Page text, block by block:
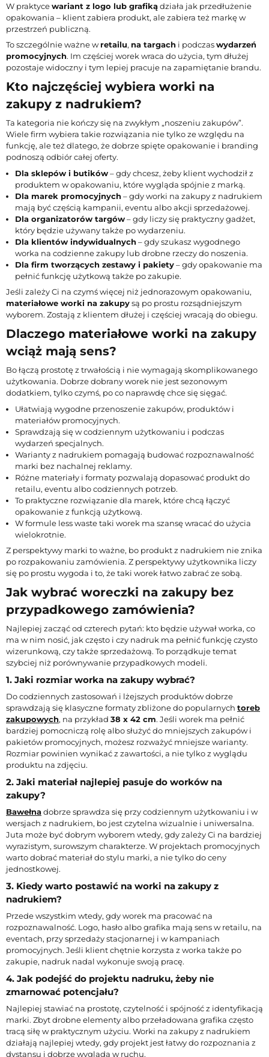
W praktycewariant z logo lub grafikądziała jak przedłużenie
opakowania – klient zabiera produkt, ale zabiera też markę w
przestrzeń publiczną.
To szczególnie ważne wretailu, na targach i podczaswydarzeń
promocyjnych. Im częściej worek wraca do użycia, tym dłużej
pozostaje widoczny i tym lepiej pracuje na zapamiętanie brandu.
Kto najczęściej wybiera worki na
zakupy z nadrukiem?
Ta kategoria nie kończy się na zwykłym „noszeniu zakupów”.
Wiele firm wybiera takie rozwiązania nie tylko ze względu na
funkcję, ale też dlatego, że dobrze spięte opakowanie i branding
podnoszą odbiór całej oferty.
Dla sklepów i butików– gdy chcesz, żeby klient wychodził z
produktem w opakowaniu, które wygląda spójnie z marką.
Dla marek promocyjnych – gdy worki na zakupy z nadrukiem
mają być częścią kampanii, eventu albo akcji sprzedażowej.
Dla organizatorów targów– gdy liczy się praktyczny gadżet,
który będzie używany także po wydarzeniu.
Dla klientów indywidualnych – gdy szukasz wygodnego
worka na codzienne zakupy lub drobne rzeczy do noszenia.
Dla firm tworzących zestawy i pakiety– gdy opakowanie ma
pełnić funkcję użytkową także po zakupie.
Jeśli zależy Ci na czymś więcej niż jednorazowym opakowaniu,
materiałowe worki na zakupysą po prostu rozsądniejszym
wyborem. Zostają z klientem dłużej i częściej wracają do obiegu.
Dlaczego materiałowe worki na zakupy
wciąż mają sens?
Bo łączą prostotę z trwałością i nie wymagają skomplikowanego
użytkowania. Dobrze dobrany worek nie jest sezonowym
dodatkiem, tylko czymś, po co naprawdę chce się sięgać.
Ułatwiają wygodne przenoszenie zakupów, produktów i
materiałów promocyjnych.
Sprawdzają się w codziennym użytkowaniu i podczas
wydarzeń specjalnych.
Warianty z nadrukiem pomagają budować rozpoznawalność
marki bez nachalnej reklamy.
Różne materiały i formaty pozwalają dopasować produkt do
retailu, eventu albo codziennych potrzeb.
To praktyczne rozwiązanie dla marek, które chcą łączyć
opakowanie z funkcją użytkową.
W formule less waste taki worek ma szansę wracać do użycia
wielokrotnie.
Z perspektywy marki to ważne, bo produkt z nadrukiem nie znika
po rozpakowaniu zamówienia. Z perspektywy użytkownika liczy
się po prostu wygoda i to, że taki worek łatwo zabrać ze sobą.
Jak wybrać woreczki na zakupy bez
przypadkowego zamówienia?
Najlepiej zacząć od czterech pytań: kto będzie używał worka, co
ma w nim nosić, jak często i czy nadruk ma pełnić funkcję czysto
wizerunkową, czy także sprzedażową. To porządkuje temat
szybciej niż porównywanie przypadkowych modeli.
1. Jaki rozmiar worka na zakupy wybrać?
Do codziennych zastosowań i lżejszych produktów dobrze
sprawdzają się klasyczne formaty zbliżone do popularnych toreb
zakupowych, na przykład 38 x 42 cm. Jeśli worek ma pełnić
bardziej pomocniczą rolę albo służyć do mniejszych zakupów i
pakietów promocyjnych, możesz rozważyć mniejsze warianty.
Rozmiar powinien wynikać z zawartości, a nie tylko z wyglądu
produktu na zdjęciu.
2. Jaki materiał najlepiej pasuje do worków na
zakupy?
Bawełnadobrze sprawdza się przy codziennym użytkowaniu i w
wersjach z nadrukiem, bo jest czytelna wizualnie i uniwersalna.
Juta może być dobrym wyborem wtedy, gdy zależy Ci na bardziej
wyrazistym, surowszym charakterze. W projektach promocyjnych
warto dobrać materiał do stylu marki, a nie tylko do ceny
jednostkowej.
3. Kiedy warto postawić na worki na zakupy z
nadrukiem?
Przede wszystkim wtedy, gdy worek ma pracować na
rozpoznawalność. Logo, hasło albo grafika mają sens w retailu, na
eventach, przy sprzedaży stacjonarnej i w kampaniach
promocyjnych. Jeśli klient chętnie korzysta z worka także po
zakupie, nadruk nadal wykonuje swoją pracę.
4. Jak podejść do projektu nadruku, żeby nie
zmarnować potencjału?
Najlepiej stawiać na prostotę, czytelność i spójność z identyfikacją
marki. Zbyt drobne elementy albo przeładowana grafika często
tracą siłę w praktycznym użyciu. Worki na zakupy z nadrukiem
działają najlepiej wtedy, gdy projekt jest łatwy do rozpoznania z
dystansu i dobrze wygląda w ruchu.